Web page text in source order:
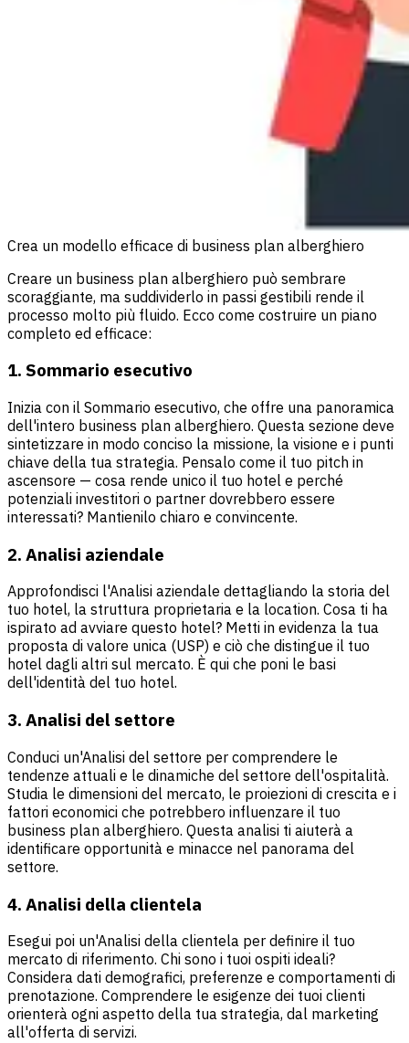
Crea un modello efficace di business plan alberghiero
Creare un business plan alberghiero può sembrare
scoraggiante, ma suddividerlo in passi gestibili rende il
processo molto più fluido. Ecco come costruire un piano
completo ed efficace:
1. Sommario esecutivo
Inizia con il Sommario esecutivo, che offre una panoramica
dell'intero business plan alberghiero. Questa sezione deve
sintetizzare in modo conciso la missione, la visione e i punti
chiave della tua strategia. Pensalo come il tuo pitch in
ascensore — cosa rende unico il tuo hotel e perché
potenziali investitori o partner dovrebbero essere
interessati? Mantienilo chiaro e convincente.
2. Analisi aziendale
Approfondisci l'Analisi aziendale dettagliando la storia del
tuo hotel, la struttura proprietaria e la location. Cosa ti ha
ispirato ad avviare questo hotel? Metti in evidenza la tua
proposta di valore unica (USP) e ciò che distingue il tuo
hotel dagli altri sul mercato. È qui che poni le basi
dell'identità del tuo hotel.
3. Analisi del settore
Conduci un'Analisi del settore per comprendere le
tendenze attuali e le dinamiche del settore dell'ospitalità.
Studia le dimensioni del mercato, le proiezioni di crescita e i
fattori economici che potrebbero influenzare il tuo
business plan alberghiero. Questa analisi ti aiuterà a
identificare opportunità e minacce nel panorama del
settore.
4. Analisi della clientela
Esegui poi un'Analisi della clientela per definire il tuo
mercato di riferimento. Chi sono i tuoi ospiti ideali?
Considera dati demografici, preferenze e comportamenti di
prenotazione. Comprendere le esigenze dei tuoi clienti
orienterà ogni aspetto della tua strategia, dal marketing
all'offerta di servizi.